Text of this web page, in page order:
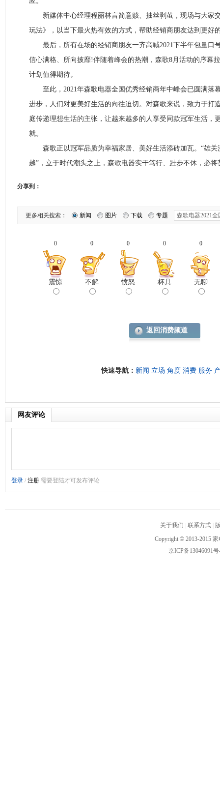
新媒体中心经理程丽林言简意赅、抽丝剥茧，现场与大家
玩法》，以当下最火热有效的方式，帮助经销商朋友达到更好
最后，所有在场的经销商朋友一齐高喊2021下半年包量口
信心满格、所向披靡!伴随着峰会的热潮，森歌8月活动的序幕
计划值得期待。
至此，2021年森歌电器全国优秀经销商年中峰会已圆满落
进步，人们对更美好生活的向往迫切。对森歌来说，致力于打
庭传递理想生活的主张，让越来越多的人享受同款冠军生活，
就。
森歌正以冠军品质为幸福家居、美好生活添砖加瓦。“雄关
越”，立于时代潮头之上，森歌电器实干笃行、跬步不休，必
分享到：
更多相关搜索： 新闻 图片 下载 专题
0
震惊
0
不解
0
愤怒
0
杯具
0
无聊
返回消费频道
快速导航： 新闻 立场 角度 消费 服务
网友评论
关于我们 联系方式
Copyright © 2013-2015
京ICP备13046091号